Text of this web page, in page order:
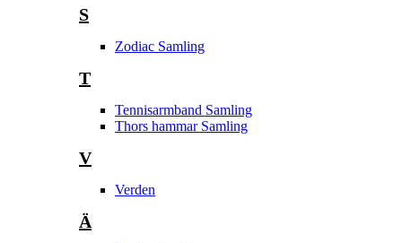
S
Zodiac Samling
T
Tennisarmband Samling
Thors hammar Samling
V
Verden
Ä